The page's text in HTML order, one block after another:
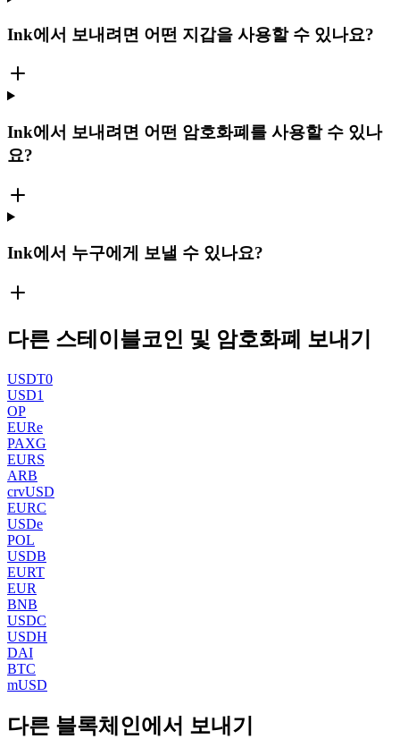
Ink에서 보내려면 어떤 지갑을 사용할 수 있나요?
Ink에서 보내려면 어떤 암호화폐를 사용할 수 있나
요?
Ink에서 누구에게 보낼 수 있나요?
다른 스테이블코인 및 암호화폐 보내기
USDT0
USD1
OP
EURe
PAXG
EURS
ARB
crvUSD
EURC
USDe
POL
USDB
EURT
EUR
BNB
USDC
USDH
DAI
BTC
mUSD
다른 블록체인에서 보내기